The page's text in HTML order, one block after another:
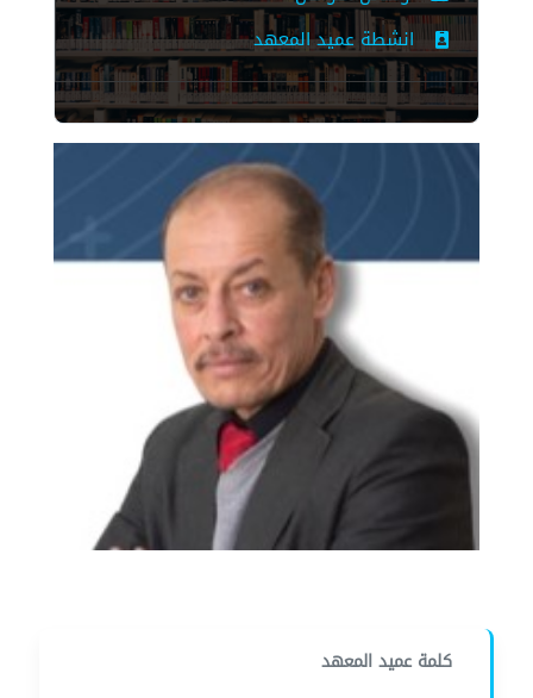
انشطة عميد المعهد
كلمة عميد المعهد